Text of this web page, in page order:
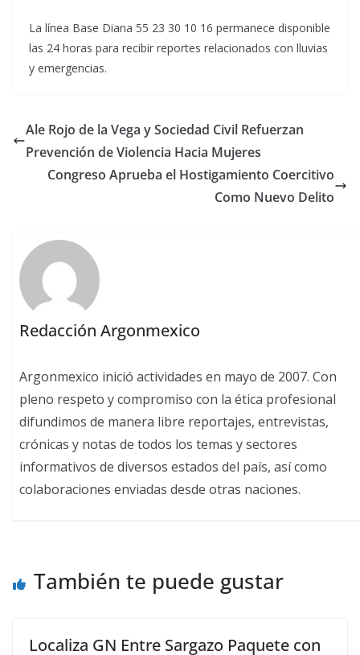
La línea Base Diana 55 23 30 10 16 permanece disponible
las 24 horas para recibir reportes relacionados con lluvias
y emergencias.
Ale Rojo de la Vega y Sociedad Civil Refuerzan
Prevención de Violencia Hacia Mujeres
Congreso Aprueba el Hostigamiento Coercitivo
Como Nuevo Delito
Redacción Argonmexico
Argonmexico inició actividades en mayo de 2007. Con
pleno respeto y compromiso con la ética profesional
difundimos de manera libre reportajes, entrevistas,
crónicas y notas de todos los temas y sectores
informativos de diversos estados del país, así como
colaboraciones enviadas desde otras naciones.
También te puede gustar
Localiza GN Entre Sargazo Paquete con